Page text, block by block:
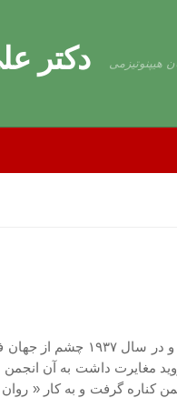
دکتر هیپنوتیزمی
تازه خود را که درباره ی جنسیت با نظر فروید
گرفت و به کار « روان